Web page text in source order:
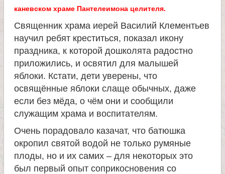
ч
н
и
к
каневском храме Пантелеимона целителя.
Священник храма иерей Василий Клементьев
научил ребят креститься, показал икону
праздника, к которой дошколята радостно
приложились, и освятил для малышей
яблоки. Кстати, дети уверены, что
освящённые яблоки слаще обычных, даже
если без мёда, о чём они и сообщили
служащим храма и воспитателям.
Очень порадовало казачат, что батюшка
окропил святой водой не только румяные
плоды, но и их самих – для некоторых это
был первый опыт соприкосновения со